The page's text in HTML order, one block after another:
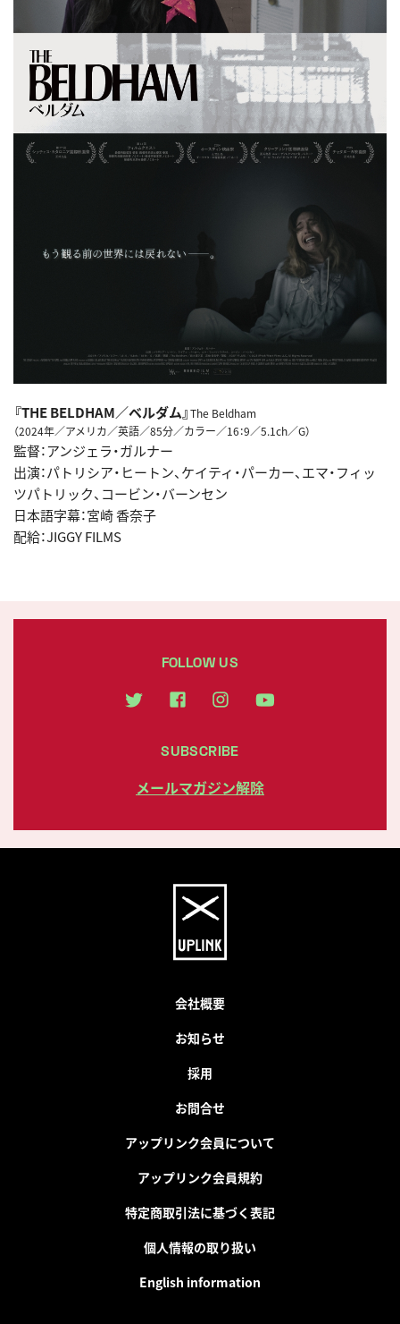
『THE BELDHAM／ベルダム』The Beldham
（2024年／アメリカ／英語／85分／カラー／16：9／5.1ch／G）
監督：アンジェラ・ガルナー
出演：パトリシア・ヒートン、ケイティ・パーカー、エマ・フィッ
ツパトリック、コービン・バーンセン
日本語字幕：宮崎 香奈子
配給：JIGGY FILMS
FOLLOW US
SUBSCRIBE
メールマガジン解除
会社概要
お知らせ
採用
お問合せ
アップリンク会員について
アップリンク会員規約
特定商取引法に基づく表記
個人情報の取り扱い
English information